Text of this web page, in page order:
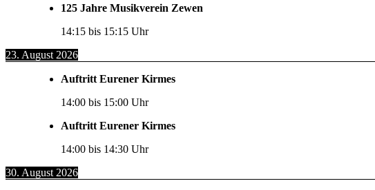
125 Jahre Musikverein Zewen
14:15 bis 15:15 Uhr
23. August 2026
Auftritt Eurener Kirmes
14:00 bis 15:00 Uhr
Auftritt Eurener Kirmes
14:00 bis 14:30 Uhr
30. August 2026